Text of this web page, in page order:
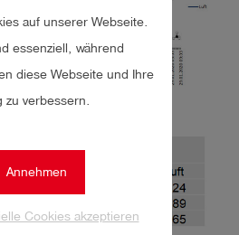
auf unserer Webseite.
essenziell, während
diese Webseite und Ihre
verbessern.
Annehmen
Cookies akzeptieren